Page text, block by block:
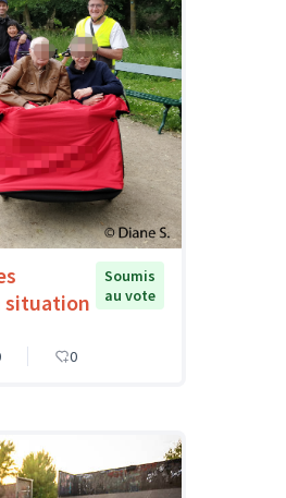
situation
Soumis
au vote
0